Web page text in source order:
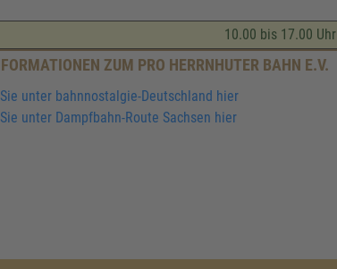
10.00 bis 17.00 Uhr
ZUM PRO HERRNHUTER BAHN E.V.
unter bahnnostalgie-Deutschland hier
unter Dampfbahn-Route Sachsen hier